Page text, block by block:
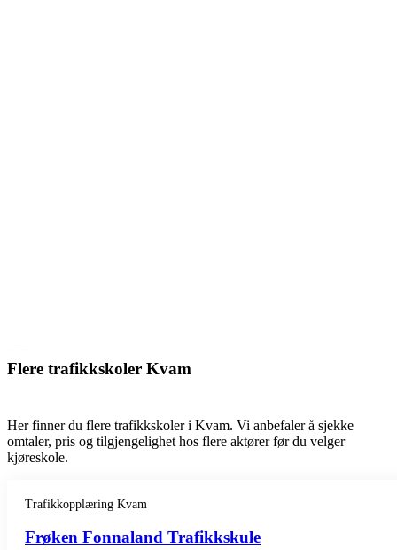
Flere trafikkskoler Kvam
Her finner du flere trafikkskoler i Kvam. Vi anbefaler å sjekke
omtaler, pris og tilgjengelighet hos flere aktører før du velger
kjøreskole.
Trafikkopplæring Kvam
Frøken Fonnaland Trafikkskule